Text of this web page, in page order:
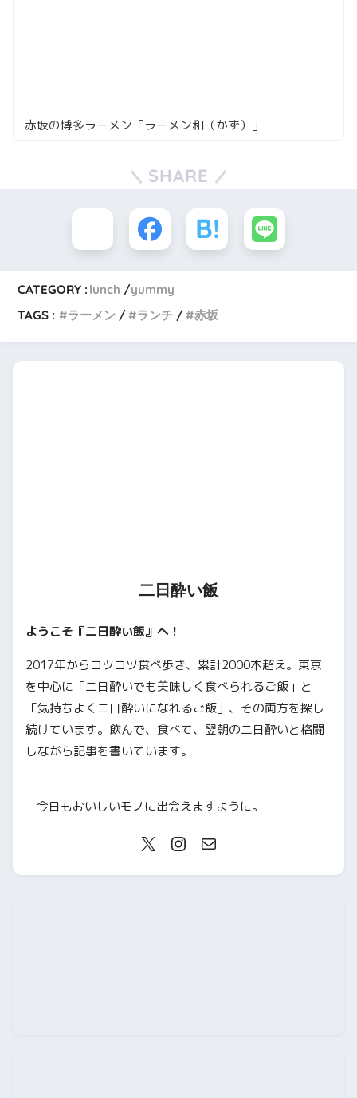
赤坂の博多ラーメン「ラーメン和（かず）」
SHARE
CATEGORY : lunch
yummy
TAGS :
ラーメン ランチ 赤坂
二日酔い飯
ようこそ『二日酔い飯』へ！
2017年からコツコツ食べ歩き、累計2000本超え。東京
を中心に「二日酔いでも美味しく食べられるご飯」と
「気持ちよく二日酔いになれるご飯」、その両方を探し
続けています。飲んで、食べて、翌朝の二日酔いと格闘
しながら記事を書いています。
—今日もおいしいモノに出会えますように。